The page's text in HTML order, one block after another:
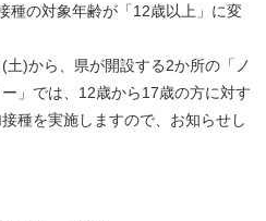
種の対象年齢が「12歳以上」に変
)から、県が開設する2か所の「ノ
」では、12歳から17歳の方に対す
種を実施しますので、お知らせし